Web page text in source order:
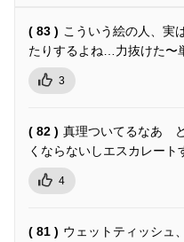
( 83 ) こういう絵の人、実
たりするよね…力抜けた〜
3
( 82 ) 真理ついてるなあ
くならないしエスカレート
4
( 81 ) ウェットティッシュ